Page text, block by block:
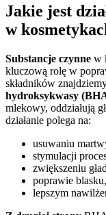
Jakie jest
w
Substancje czynne w
kluczową rolę w
składników
hydroksykwasy
mlekowy, oddziałują
działanie polega na:
usuwaniu
stymulacji
zwiększeniu
poprawie blasku,
lepszym